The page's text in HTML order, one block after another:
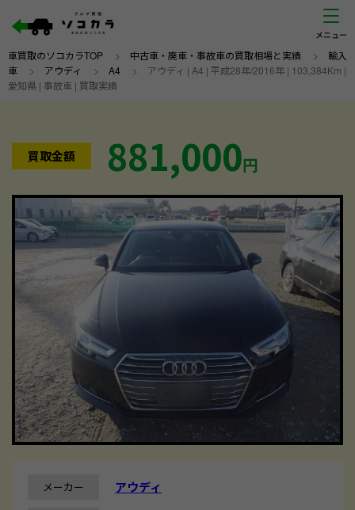
車買取のソコカラTOP > 中古車・廃車・事故車の買取相場と実績 > 輸入
車 > アウディ > A4 > アウディ | A4 | 平成28年/2016年 | 103,384Km |
愛知県 | 事故車 | 買取実績
買取金額 881,000円
メーカー アウディ